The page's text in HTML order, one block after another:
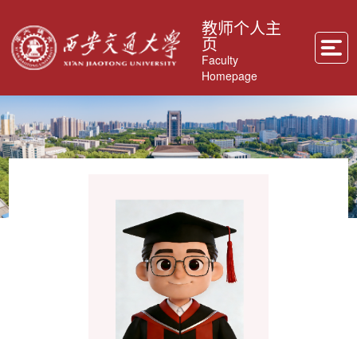
教师个人主
页
Faculty
Homepage